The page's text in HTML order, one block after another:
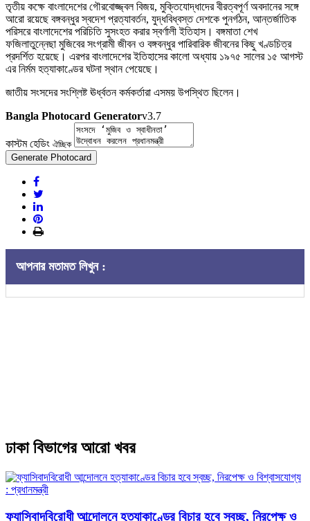
তৃতীয় কক্ষে বাংলাদেশের গৌরবোজ্জ্বল বিজয়, মুক্তিযোদ্ধাদের বীরত্বপূর্ণ অবদানের সঙ্গে
আরো রয়েছে বঙ্গবন্ধুর স্বদেশ প্রত্যাবর্তন, যুদ্ধবিধ্বস্ত দেশকে পুনর্গঠন, আন্তর্জাতিক
পরিসরে বাংলাদেশের পরিচিতি সুসংহত করার স্বর্ণালী ইতিহাস। বঙ্গমাতা শেখ
ফজিলাতুন্নেছা মুজিবের সংগ্রামী জীবন ও বঙ্গবন্ধুর পারিবারিক জীবনের কিছু খণ্ডচিত্র
প্রদর্শিত হয়েছে। এরপর বাংলাদেশের ইতিহাসের কালো অধ্যায় ১৯৭৫ সালের ১৫ আগস্ট
এর নির্মম হত্যাকাণ্ডের ঘটনা স্থান পেয়েছে।
জাতীয় সংসদের সংশ্লিষ্ট ঊর্ধ্বতন কর্মকর্তারা এসময় উপস্থিত ছিলেন।
Bangla Photocard Generatorv3.7
কাস্টম হেডিং ঐচ্ছিক
Generate Photocard
আপনার মতামত লিখুন :
ঢাকা বিভাগের আরো খবর
ফ্যাসিবাদবিরোধী আন্দোলনে হত্যাকাণ্ডের বিচার হবে স্বচ্ছ, নিরপেক্ষ ও